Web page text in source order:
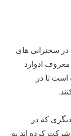
در سخنرانی های
معروف ادوارد
کرده است تا در
که در
کرده اند به